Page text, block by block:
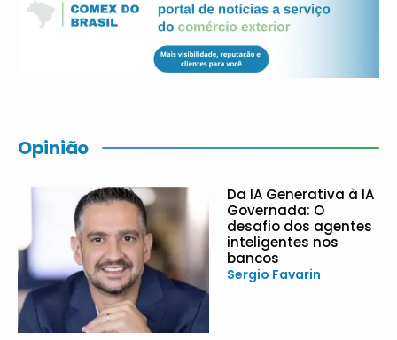
Opinião
Da IA Generativa à IA
Governada: O
desafio dos agentes
inteligentes nos
bancos
Sergio Favarin